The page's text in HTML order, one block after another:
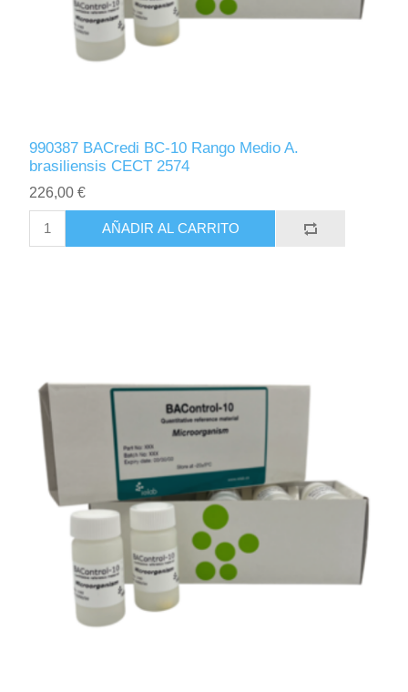
990387 BACredi BC-10 Rango Medio A.
brasiliensis CECT 2574
226,00 €
AÑADIR AL CARRITO